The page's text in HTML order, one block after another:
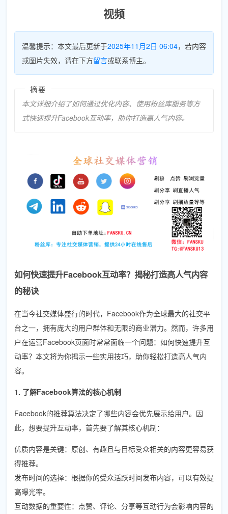
视频
温馨提示：本文最后更新于2025年11月2日 06:04，若内容
或图片失效，请在下方留言或联系博主。
摘要
本文详细介绍了如何通过优化内容、使用粉丝库服务等方
式快速提升Facebook互动率，助你打造高人气内容。
如何快速提升Facebook互动率？揭秘打造高人气内容
的秘诀
在当今社交媒体盛行的时代，Facebook作为全球最大的社交平
台之一，拥有庞大的用户群体和无限的商业潜力。然而，许多用
户在运营Facebook页面时常常面临一个问题：如何快速提升互
动率？本文将为你揭示一些实用技巧，助你轻松打造高人气内
容。
1. 了解Facebook算法的核心机制
Facebook的推荐算法决定了哪些内容会优先展示给用户。因
此，想要提升互动率，首先要了解其核心机制：
优质内容是关键：原创、有趣且与目标受众相关的内容更容易获
得推荐。
发布时间的选择：根据你的受众活跃时间发布内容，可以有效提
高曝光率。
互动数据的重要性：点赞、评论、分享等互动行为会影响内容的